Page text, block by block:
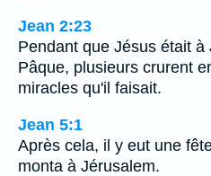
Jean 2:23
Pendant que Jésus était
Pâque, plusieurs crurent
miracles qu'il faisait.
Jean 5:1
Après cela, il y eut une
monta à Jérusalem.